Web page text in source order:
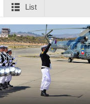
List